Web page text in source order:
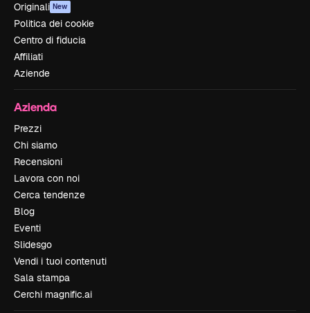
Originali New
Politica dei cookie
Centro di fiducia
Affiliati
Aziende
Azienda
Prezzi
Chi siamo
Recensioni
Lavora con noi
Cerca tendenze
Blog
Eventi
Slidesgo
Vendi i tuoi contenuti
Sala stampa
Cerchi magnific.ai